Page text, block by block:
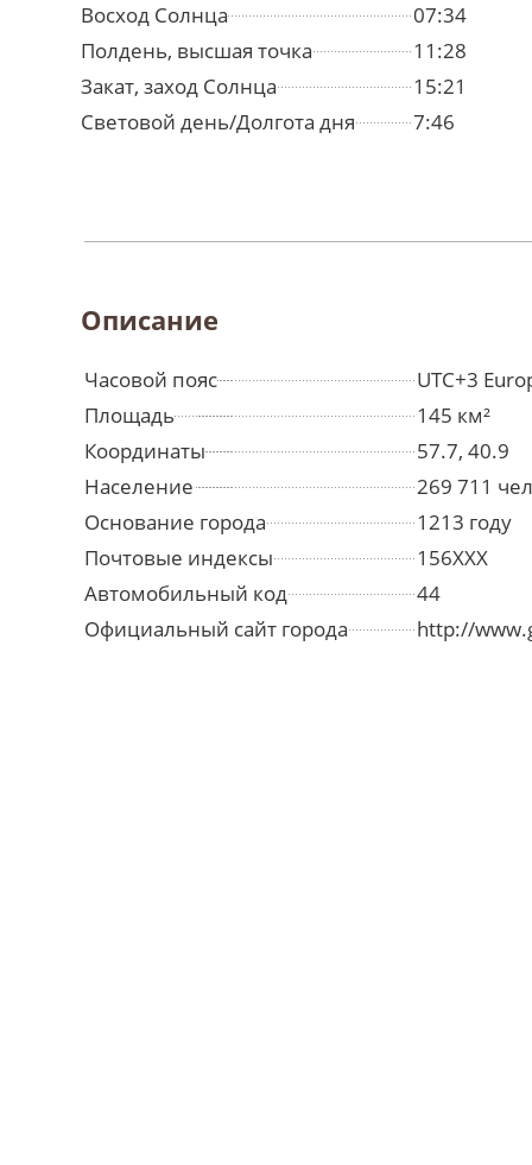
Восход Солнца
07:34
Полдень, высшая точка
11:28
Закат, заход Солнца
15:21
Световой день/Долгота дня
7:46
Описание
Часовой пояс
UTC+3
Площадь
145 км²
Координаты
57.7, 40.9
Население
269 711
Основание города
1213 году
Почтовые индексы
156XXX
Автомобильный код
44
Официальный сайт города
http://